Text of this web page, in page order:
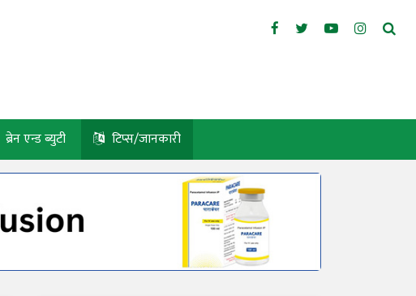
ब्रेन एन्ड ब्युटी टिप्स/जानकारी